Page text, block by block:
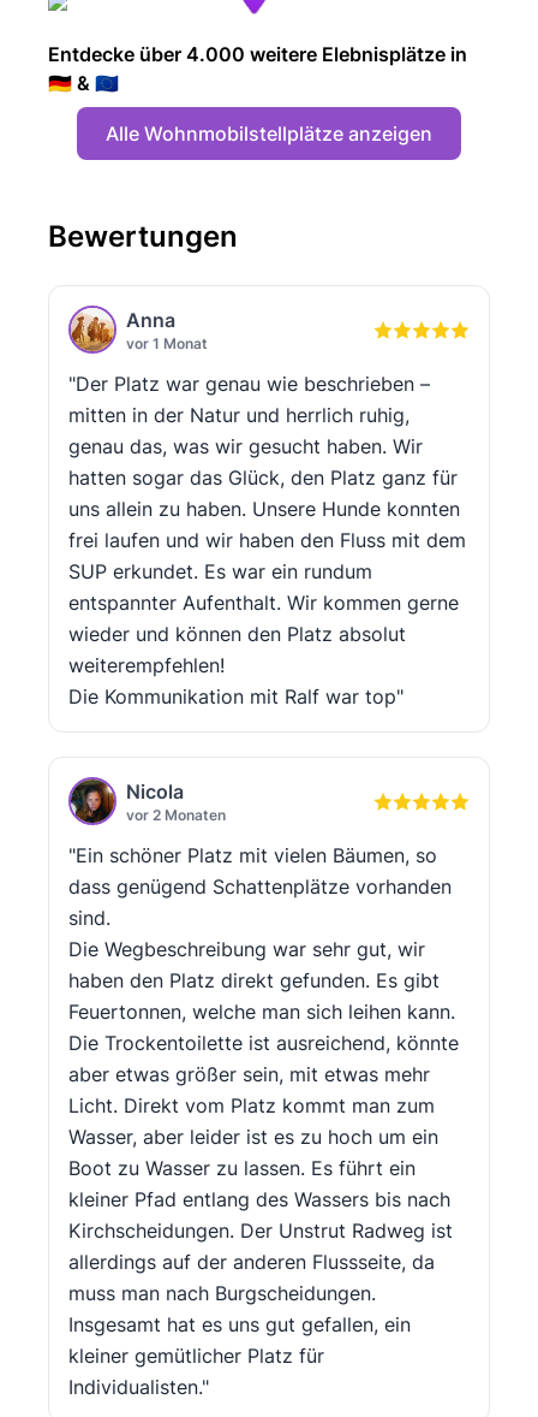
Entdecke über 4.000 weitere Elebnisplätze in
🇩🇪 & 🇪🇺
Alle Wohnmobilstellplätze anzeigen
Bewertungen
Anna
vor 1 Monat
"Der Platz war genau wie beschrieben –
mitten in der Natur und herrlich ruhig,
genau das, was wir gesucht haben. Wir
hatten sogar das Glück, den Platz ganz für
uns allein zu haben. Unsere Hunde konnten
frei laufen und wir haben den Fluss mit dem
SUP erkundet. Es war ein rundum
entspannter Aufenthalt. Wir kommen gerne
wieder und können den Platz absolut
weiterempfehlen!
Die Kommunikation mit Ralf war top"
Nicola
vor 2 Monaten
"Ein schöner Platz mit vielen Bäumen, so
dass genügend Schattenplätze vorhanden
sind.
Die Wegbeschreibung war sehr gut, wir
haben den Platz direkt gefunden. Es gibt
Feuertonnen, welche man sich leihen kann.
Die Trockentoilette ist ausreichend, könnte
aber etwas größer sein, mit etwas mehr
Licht. Direkt vom Platz kommt man zum
Wasser, aber leider ist es zu hoch um ein
Boot zu Wasser zu lassen. Es führt ein
kleiner Pfad entlang des Wassers bis nach
Kirchscheidungen. Der Unstrut Radweg ist
allerdings auf der anderen Flussseite, da
muss man nach Burgscheidungen.
Insgesamt hat es uns gut gefallen, ein
kleiner gemütlicher Platz für
Individualisten."